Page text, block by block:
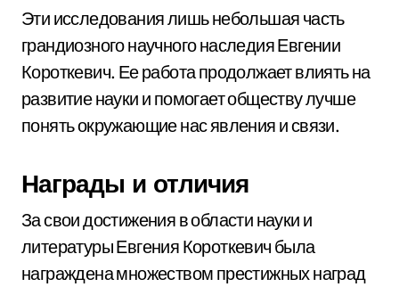
Эти исследования лишь небольшая часть
грандиозного научного наследия Евгении
Короткевич. Ее работа продолжает влиять на
развитие науки и помогает обществу лучше
понять окружающие нас явления и связи.
Награды и отличия
За свои достижения в области науки и
литературы Евгения Короткевич была
награждена множеством престижных наград